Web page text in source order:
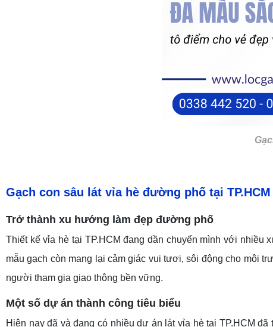
Gạch con sâu lát vỉa hè đường phố tại TP.HCM
Trở thành xu hướng làm đẹp đường phố
Thiết kế vỉa hè tại TP.HCM đang dần chuyển mình với
mẫu gạch còn mang lại cảm giác vui tươi, sôi động cho môi
người tham gia giao thông bền vững.
Một số dự án thành công tiêu biểu
Hiện nay đã và đang có nhiều dự án lát vỉa hè tại TP.HCM